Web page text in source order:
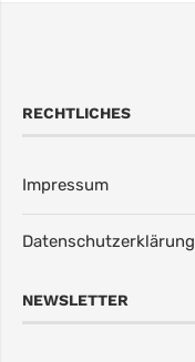
RECHTLICHES
Impressum
Datenschutzerklärung
NEWSLETTER